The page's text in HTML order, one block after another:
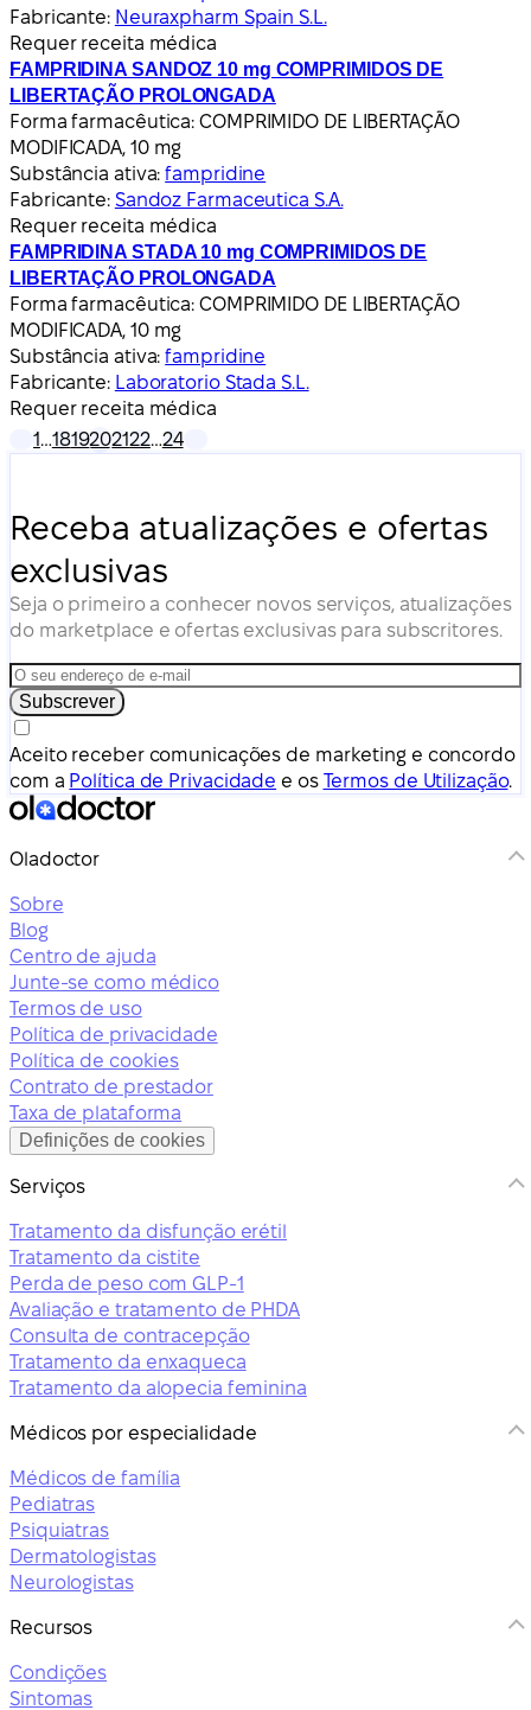
Fabricante: Neuraxpharm Spain S.L.
Requer receita médica
FAMPRIDINA SANDOZ 10 mg COMPRIMIDOS DE
LIBERTAÇÃO PROLONGADA
Forma farmacêutica: COMPRIMIDO DE LIBERTAÇÃO
MODIFICADA, 10 mg
Substância ativa:fampridine
Fabricante: Sandoz Farmaceutica S.A.
Requer receita médica
FAMPRIDINA STADA 10 mg COMPRIMIDOS DE
LIBERTAÇÃO PROLONGADA
Forma farmacêutica: COMPRIMIDO DE LIBERTAÇÃO
MODIFICADA, 10 mg
Substância ativa:fampridine
Fabricante: Laboratorio Stada S.L.
Requer receita médica
1…1819202122…24
Receba atualizações e ofertas
exclusivas
Seja o primeiro a conhecer novos serviços, atualizações
do marketplace e ofertas exclusivas para subscritores.
Subscrever
Aceito receber comunicações de marketing e concordo
com a Política de Privacidade e os Termos de Utilização.
Oladoctor
Sobre
Blog
Centro de ajuda
Junte-se como médico
Termos de uso
Política de privacidade
Política de cookies
Contrato de prestador
Taxa de plataforma
Definições de cookies
Serviços
Tratamento da disfunção erétil
Tratamento da cistite
Perda de peso com GLP-1
Avaliação e tratamento de PHDA
Consulta de contracepção
Tratamento da enxaqueca
Tratamento da alopecia feminina
Médicos por especialidade
Médicos de família
Pediatras
Psiquiatras
Dermatologistas
Neurologistas
Recursos
Condições
Sintomas